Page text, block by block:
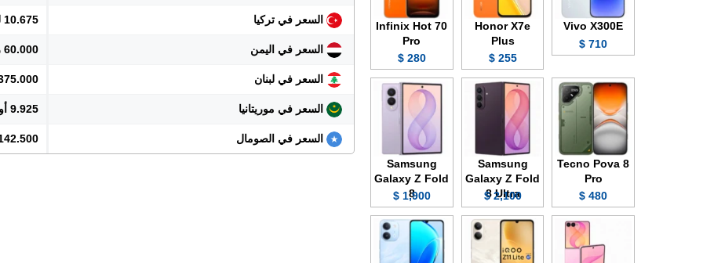
السعر في تركيا 10.675 ليرة
السعر في اليمن 60.000 ريال
السعر في لبنان
السعر في موريتانيا 9.925 أوقية
السعر في الصومال 142.500
Vivo X300E
710 $
Honor X7e
Plus
255 $
Infinix Hot 70
Pro
280 $
Tecno Pova 8
Pro
480 $
Samsung
Galaxy Z Fold
8 Ultra
2,100 $
Samsung
Galaxy Z Fold
8
1,900 $